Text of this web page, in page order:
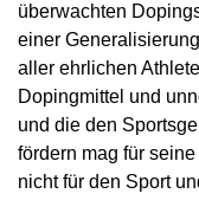
überwachten
einer
aller ehrlichen
Dopingmittel und
und die den
fördern mag für
nicht für den Sport